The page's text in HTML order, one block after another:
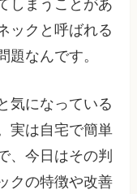
しまうことがあ
ックと呼ばれる
題なんです。
気になっている
実は自宅で簡単
、今日はその判
クの特徴や改善